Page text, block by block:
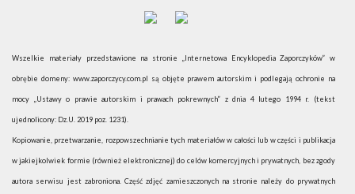
Wszelkie materiały przedstawione na stronie „Internetowa Encyklopedia Zaporczyków” w
obrębie domeny: www.zaporczycy.com.pl są objęte prawem autorskim i podlegają ochronie na
mocy „Ustawy o prawie autorskim i prawach pokrewnych” z dnia 4 lutego 1994 r. (tekst
ujednolicony: Dz.U. 2019 poz. 1231).
Kopiowanie, przetwarzanie, rozpowszechnianie tych materiałów w całości lub w części i publikacja
w jakiejkolwiek formie (również elektronicznej) do celów komercyjnych i prywatnych, bez zgody
autora serwisu jest zabroniona. Część zdjęć zamieszczonych na stronie należy do prywatnych